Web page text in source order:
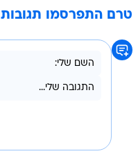
טרם התפרסמו תגובות